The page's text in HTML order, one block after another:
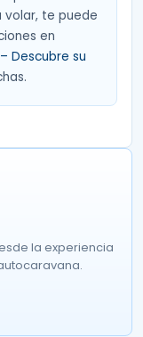
volar, te puede
en
Descubre su
la experiencia